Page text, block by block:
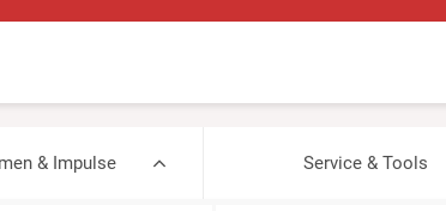
& Impulse Service & Tools